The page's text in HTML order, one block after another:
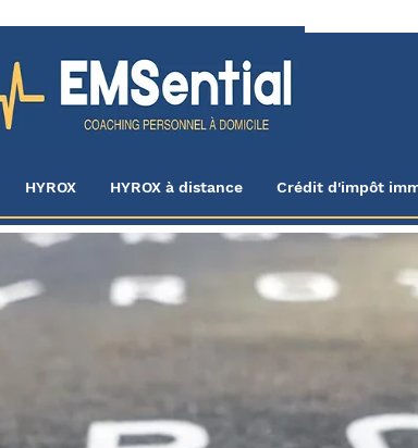
HYROX HYROX à distance Crédit d'impôt